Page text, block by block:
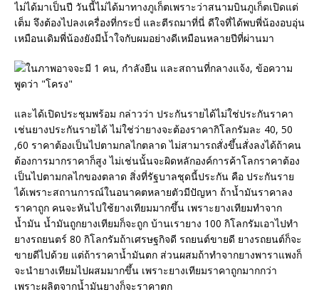
ไม่ได้มาเป็นปี วันนี้ไม่ได้มาทางภูเก็ตเพราะว่าสนามบินภูเก็ตเปิดแต่
เต็ม จึงต้องไปลงเครื่องที่กระบี่ และตีรถมาที่นี่ ดีใจที่ได้พบพี่น้องอบอุ่น
เหมือนเดิมพี่น้องยังมีน้ำใจกับผมอย่างดีเหมือนหลายปีที่ผ่านมา
และได้เปิดประชุมพร้อม กล่าวว่า ประกันรายได้ไม่ใช่ประกันราคา
เช่นยางประกันรายได้ ไม่ใช่ว่ายางจะต้องราคากิโลกรัมละ 40, 50
,60 ราคาต้องเป็นไปตามกลไกตลาด ไม่สามารถสั่งขึ้นสั่งลงได้ถ้าคน
ต้องการมากราคาก็สูง ไม่เช่นนั้นจะผิดหลักองค์การค้าโลกราคาต้อง
เป็นไปตามกลไกของตลาด สิ่งที่รัฐบาลชุดนี้ประกัน คือ ประกันราย
ได้เพราะสถานการณ์ในอนาคตหลายตัวมีปัญหา ถ้าน้ำมันราคาลง
ราคาถูก คนจะหันไปใช้ยางเทียมมากขึ้น เพราะยางเทียมทำจาก
น้ำมัน น้ำมันถูกยางเทียมก็จะถูก บ้านเรายาง 100 กิโลกรัมเอาไปทำ
ยางรถยนตร์ 80 กิโลกรัมถ้าเศรษฐกิจดี รถยนต์ขายดี ยางรถยนต์ก็จะ
ขายดีไปด้วย แต่ถ้าราคาน้ำมันตก ส่วนผสมถ้าทำจากยางพาราแพงก็
จะนำยางเทียมไปผสมมากขึ้น เพราะยางเทียมราคาถูกมากกว่า
เพราะผลิตจากน้ำมันยางก็จะราคาตก